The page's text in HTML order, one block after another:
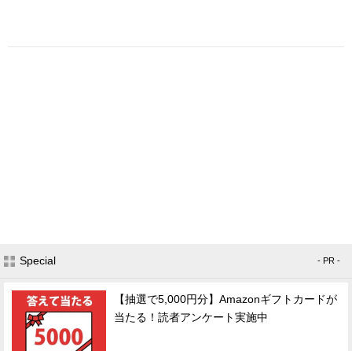
Special - PR -
【抽選で5,000円分】Amazonギフトカードが
当たる！読者アンケート実施中